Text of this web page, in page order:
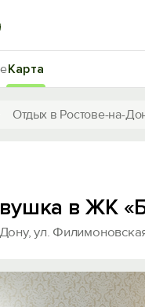
Отдых в Ростове-на-
Карта
в ЖК
ул.